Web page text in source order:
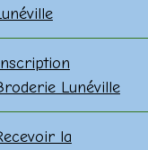
Lunéville
la